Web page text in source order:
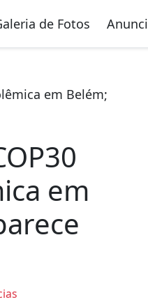
de Fotos
em Belém;
em